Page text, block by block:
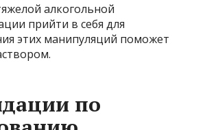
алкогольной
прийти в себя для
этих манипуляций поможет
по